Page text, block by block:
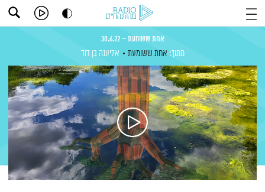
אחת ששומעת – 30.6.22
מתוך: אחת ששומעת אליענה בן דוד